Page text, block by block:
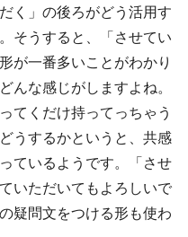
く」の後ろがどう活用す
そうすると、「させてい
が一番多いことがわかり
んな感じがしますよね。
てくだけ持ってっちゃう
うするかというと、共感
ているようです。「させ
いただいてもよろしいで
疑問文をつける形も使わ